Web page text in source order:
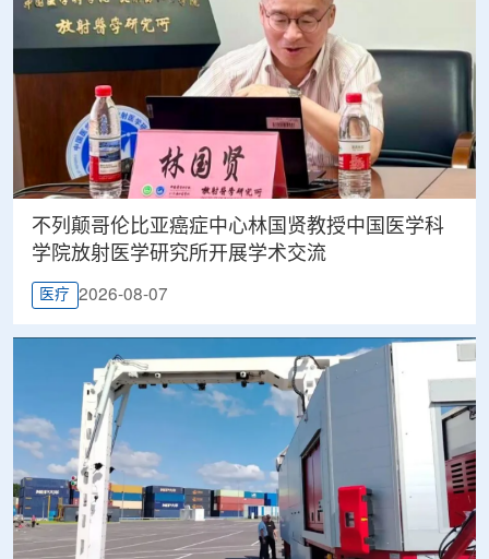
不列颠哥伦比亚癌症中心林国贤教授中国医学科
学院放射医学研究所开展学术交流
医疗 2026-08-07